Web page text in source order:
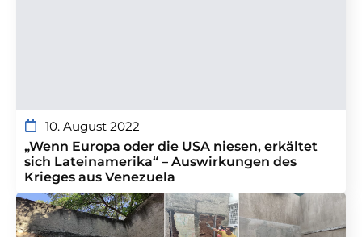
10. August 2022
„Wenn Europa oder die USA niesen, erkältet
sich Lateinamerika“ – Auswirkungen des
Krieges aus Venezuela